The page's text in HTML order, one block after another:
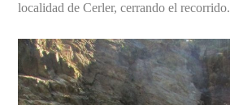
localidad de Cerler, cerrando el recorrido.